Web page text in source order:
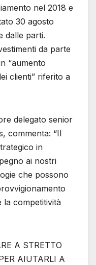
nel 2018 e
30 agosto
dalle parti.
da parte
“aumento
clienti” riferito a
delegato senior
commenta: “Il
in
ai nostri
che possono
la competitività
A STRETTO
AIUTARLI A